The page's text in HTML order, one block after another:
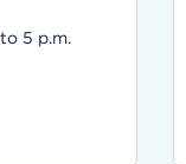
5 p.m.